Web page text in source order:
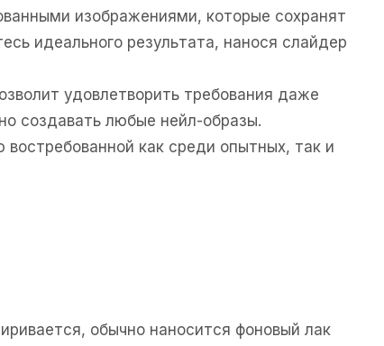
изображениями, которые сохранят
идеального результата, нанося слайдер
удовлетворить требования даже
создавать любые нейл-образы.
как среди опытных, так и
обычно наносится фоновый лак